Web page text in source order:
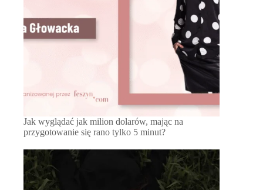
Jak wyglądać jak milion dolarów, mając na
przygotowanie się rano tylko 5 minut?